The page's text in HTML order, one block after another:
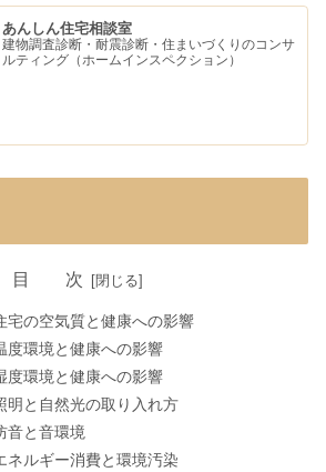
あんしん住宅相談室
建物調査診断・耐震診断・住まいづくりのコンサ
ルティング（ホームインスペクション）
目 次
宅の空気質と健康への影響
度環境と健康への影響
度環境と健康への影響
明と自然光の取り入れ方
音と音環境
ネルギー消費と環境汚染